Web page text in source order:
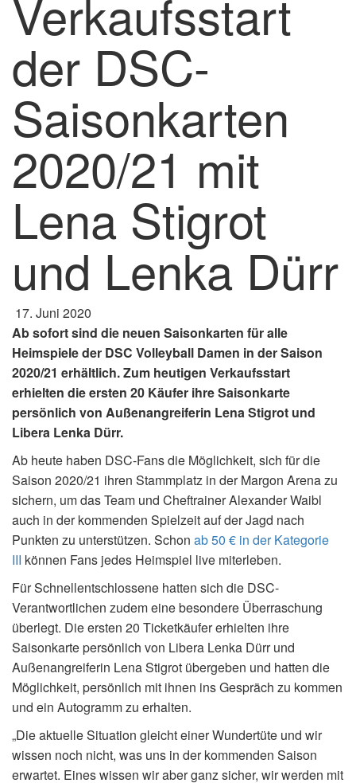
Verkaufsstart
der DSC-
Saisonkarten
2020/21 mit
Lena Stigrot
und Lenka Dürr
17. Juni 2020
Ab sofort sind die neuen Saisonkarten für alle
Heimspiele der DSC Volleyball Damen in der Saison
2020/21 erhältlich. Zum heutigen Verkaufsstart
erhielten die ersten 20 Käufer ihre Saisonkarte
persönlich von Außenangreiferin Lena Stigrot und
Libera Lenka Dürr.
Ab heute haben DSC-Fans die Möglichkeit, sich für die
Saison 2020/21 ihren Stammplatz in der Margon Arena zu
sichern, um das Team und Cheftrainer Alexander Waibl
auch in der kommenden Spielzeit auf der Jagd nach
Punkten zu unterstützen. Schon ab 50 € in der Kategorie
III können Fans jedes Heimspiel live miterleben.
Für Schnellentschlossene hatten sich die DSC-
Verantwortlichen zudem eine besondere Überraschung
überlegt. Die ersten 20 Ticketkäufer erhielten ihre
Saisonkarte persönlich von Libera Lenka Dürr und
Außenangreiferin Lena Stigrot übergeben und hatten die
Möglichkeit, persönlich mit ihnen ins Gespräch zu kommen
und ein Autogramm zu erhalten.
„Die aktuelle Situation gleicht einer Wundertüte und wir
wissen noch nicht, was uns in der kommenden Saison
erwartet. Eines wissen wir aber ganz sicher, wir werden mit